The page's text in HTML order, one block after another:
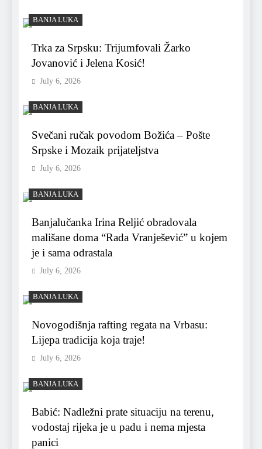
BANJA LUKA
Trka za Srpsku: Trijumfovali Žarko
Jovanović i Jelena Kosić!
July 6, 2026
BANJA LUKA
Svečani ručak povodom Božića – Pošte
Srpske i Mozaik prijateljstva
July 6, 2026
BANJA LUKA
Banjalučanka Irina Reljić obradovala
mališane doma “Rada Vranješević” u kojem
je i sama odrastala
July 6, 2026
BANJA LUKA
Novogodišnja rafting regata na Vrbasu:
Lijepa tradicija koja traje!
July 6, 2026
BANJA LUKA
Babić: Nadležni prate situaciju na terenu,
vodostaj rijeka je u padu i nema mjesta
panici